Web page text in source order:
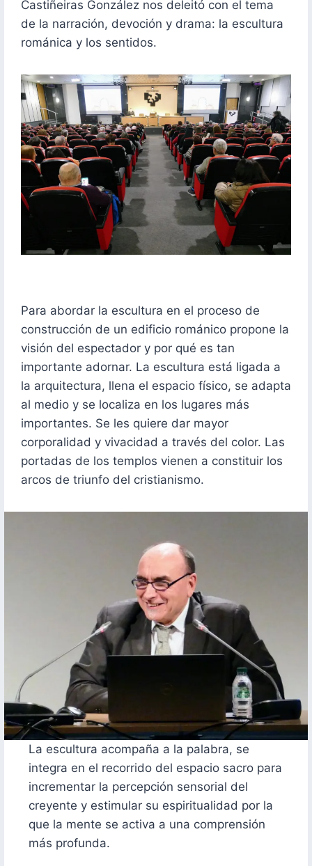
Castiñeiras González nos deleitó con el tema
de la narración, devoción y drama: la escultura
románica y los sentidos.
Para abordar la escultura en el proceso de
construcción de un edificio románico propone la
visión del espectador y por qué es tan
importante adornar. La escultura está ligada a
la arquitectura, llena el espacio físico, se adapta
al medio y se localiza en los lugares más
importantes. Se les quiere dar mayor
corporalidad y vivacidad a través del color. Las
portadas de los templos vienen a constituir los
arcos de triunfo del cristianismo.
La escultura acompaña a la palabra, se
integra en el recorrido del espacio sacro para
incrementar la percepción sensorial del
creyente y estimular su espiritualidad por la
que la mente se activa a una comprensión
más profunda.